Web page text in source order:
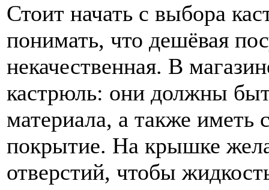
Стоит начать с выбора
понимать, что дешёвая
некачественная. В
кастрюль: они должны
материала, а также иметь
покрытие. На крышке
отверстий, чтобы